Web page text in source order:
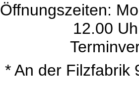
Öffnungszeiten:
12.00
* An der Filzfabrik